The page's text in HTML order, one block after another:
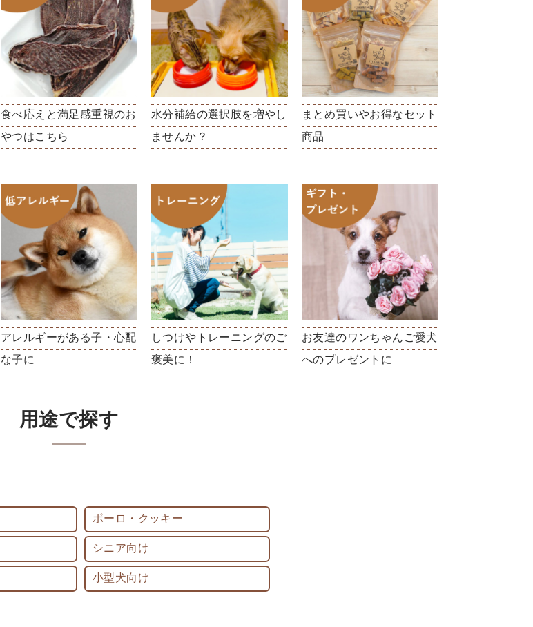
食べ応えと満足感重視のお
やつはこちら
水分補給の選択肢を増やし
ませんか？
まとめ買いやお得なセット
商品
アレルギーがある子・心配
な子に
しつけやトレーニングのご
褒美に！
お友達のワンちゃんご愛犬
へのプレゼントに
用途で探す
ボーロ・クッキー
シニア向け
小型犬向け